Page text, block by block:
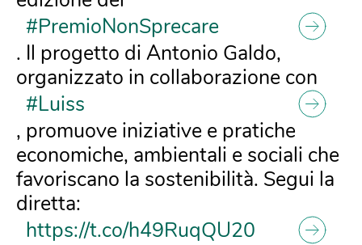
#PremioNonSprecare
. Il progetto di Antonio Galdo,
organizzato in collaborazione con
#Luiss
, promuove iniziative e pratiche
economiche, ambientali e sociali che
favoriscano la sostenibilità. Segui la
diretta:
https://t.co/h49RuqQU20